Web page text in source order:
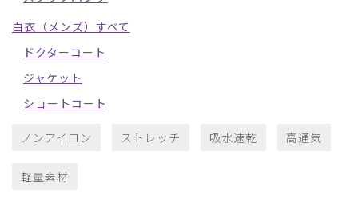
白衣（メンズ）すべて
ドクターコート
ジャケット
ショートコート
ノンアイロン ストレッチ 吸水速乾 高通気
軽量素材